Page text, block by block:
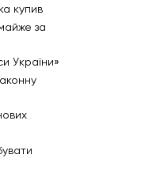
купив
за
України»